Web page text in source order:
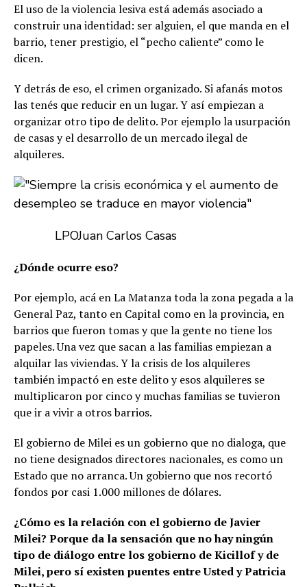
El uso de la violencia lesiva está además asociado a
construir una identidad: ser alguien, el que manda en el
barrio, tener prestigio, el “pecho caliente” como le
dicen.
Y detrás de eso, el crimen organizado. Si afanás motos
las tenés que reducir en un lugar. Y así empiezan a
organizar otro tipo de delito. Por ejemplo la usurpación
de casas y el desarrollo de un mercado ilegal de
alquileres.
LPOJuan Carlos Casas
¿Dónde ocurre eso?
Por ejemplo, acá en La Matanza toda la zona pegada a la
General Paz, tanto en Capital como en la provincia, en
barrios que fueron tomas y que la gente no tiene los
papeles. Una vez que sacan a las familias empiezan a
alquilar las viviendas. Y la crisis de los alquileres
también impactó en este delito y esos alquileres se
multiplicaron por cinco y muchas familias se tuvieron
que ir a vivir a otros barrios.
El gobierno de Milei es un gobierno que no dialoga, que
no tiene designados directores nacionales, es como un
Estado que no arranca. Un gobierno que nos recortó
fondos por casi 1.000 millones de dólares.
¿Cómo es la relación con el gobierno de Javier
Milei? Porque da la sensación que no hay ningún
tipo de diálogo entre los gobierno de Kicillof y de
Milei, pero sí existen puentes entre Usted y Patricia